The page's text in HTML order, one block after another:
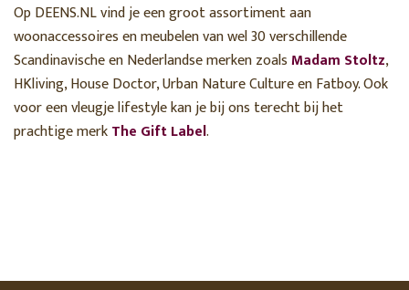
Op DEENS.NL vind je een groot assortiment aan
woonaccessoires en meubelen van wel 30 verschillende
Scandinavische en Nederlandse merken zoalsMadam Stoltz,
HKliving, House Doctor, Urban Nature Culture en Fatboy. Ook
voor een vleugje lifestyle kan je bij ons terecht bij het
prachtige merkThe Gift Label.